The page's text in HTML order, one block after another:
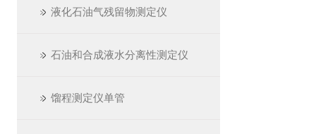
液化石油气残留物测定仪
石油和合成液水分离性测定仪
馏程测定仪单管